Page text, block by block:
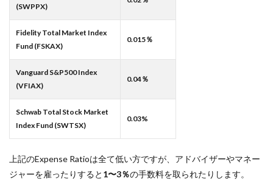
(SWPPX)
Fidelity Total Market Index
Fund (FSKAX)
0.015％
Vanguard S&P500 Index
(VFIAX)
0.04％
Schwab Total Stock Market
Index Fund (SWTSX)
0.03%
上記のExpense Ratioは全て低い方ですが、アドバイザーやマネー
ジャーを雇ったりすると 1〜3％の手数料を取られたりします。